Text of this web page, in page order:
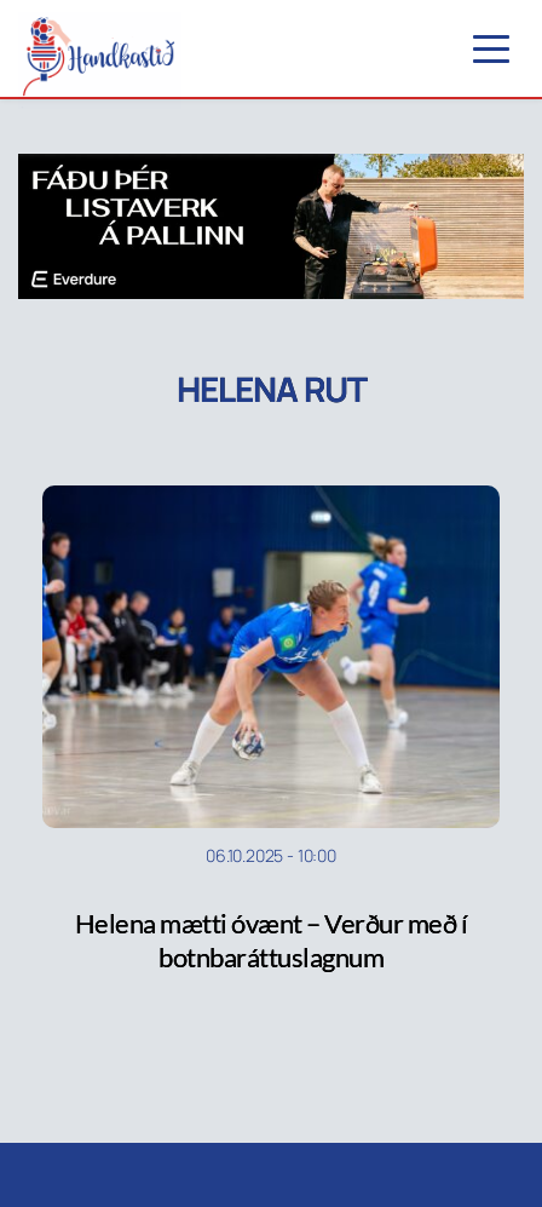
HELENA RUT
06.10.2025 - 10:00
Helena mætti óvænt – Verður með í
botnbaráttuslagnum